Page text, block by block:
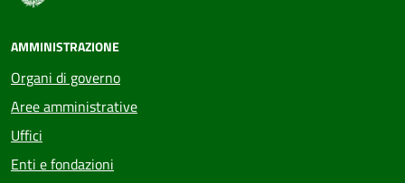
AMMINISTRAZIONE
Organi di governo
Aree amministrative
Uffici
Enti e fondazioni